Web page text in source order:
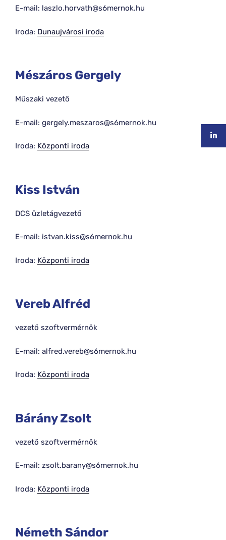
E-mail: laszlo.horvath@s6mernok.hu
Iroda: Dunaujvárosi iroda
Mészáros Gergely
Műszaki vezető
E-mail: gergely.meszaros@s6mernok.hu
Iroda: Központi iroda
Kiss István
DCS üzletágvezető
E-mail: istvan.kiss@s6mernok.hu
Iroda: Központi iroda
Vereb Alfréd
vezető szoftvermérnök
E-mail: alfred.vereb@s6mernok.hu
Iroda: Központi iroda
Bárány Zsolt
vezető szoftvermérnök
E-mail: zsolt.barany@s6mernok.hu
Iroda: Központi iroda
Németh Sándor